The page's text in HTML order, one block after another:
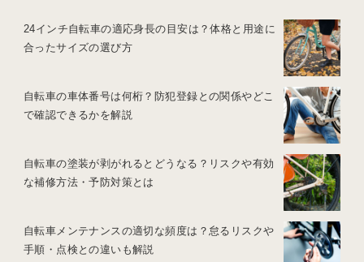
24インチ自転車の適応身長の目安は？体格と用途に
合ったサイズの選び方
自転車の車体番号は何桁？防犯登録との関係やどこ
で確認できるかを解説
自転車の塗装が剥がれるとどうなる？リスクや有効
な補修方法・予防対策とは
自転車メンテナンスの適切な頻度は？怠るリスクや
手順・点検との違いも解説